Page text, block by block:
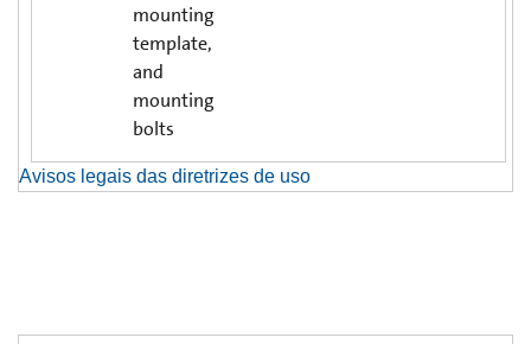
mounting
template,
and
mounting
bolts
Avisos legais das diretrizes de uso